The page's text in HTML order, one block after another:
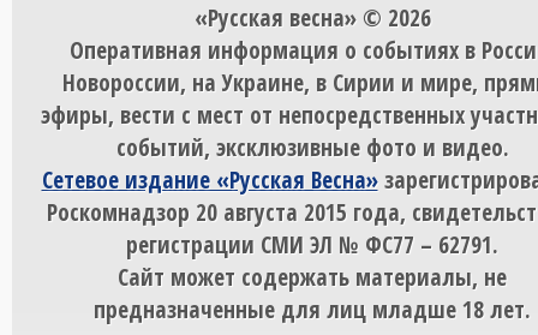
«Русская весна» © 2026
Оперативная информация о событиях в
Новороссии, на Украине, в Сирии и мире,
эфиры, вести с мест от непосредственных
событий, эксклюзивные фото и видео.
Сетевое издание «Русская Весна»
Роскомнадзор 20 августа 2015 года,
регистрации СМИ ЭЛ № ФС77 – 62791.
Сайт может содержать материалы, не
предназначенные для лиц младше 18 лет.